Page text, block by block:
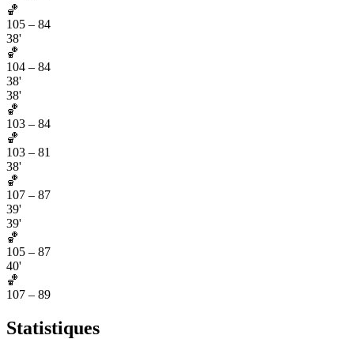
🏀
105 – 84
38'
🏀
104 – 84
38'
38'
🏀
103 – 84
🏀
103 – 81
38'
🏀
107 – 87
39'
39'
🏀
105 – 87
40'
🏀
107 – 89
Statistiques